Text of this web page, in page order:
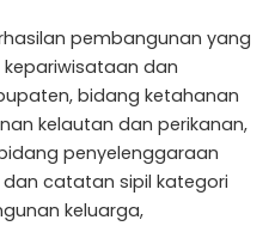
pembangunan yang
dan
bidang ketahanan
kelautan dan perikanan,
penyelenggaraan
catatan sipil kategori
keluarga,